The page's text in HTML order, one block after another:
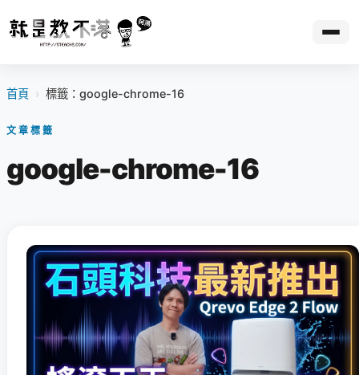
首頁 › 標籤：google-chrome-16
文章標籤
google-chrome-16